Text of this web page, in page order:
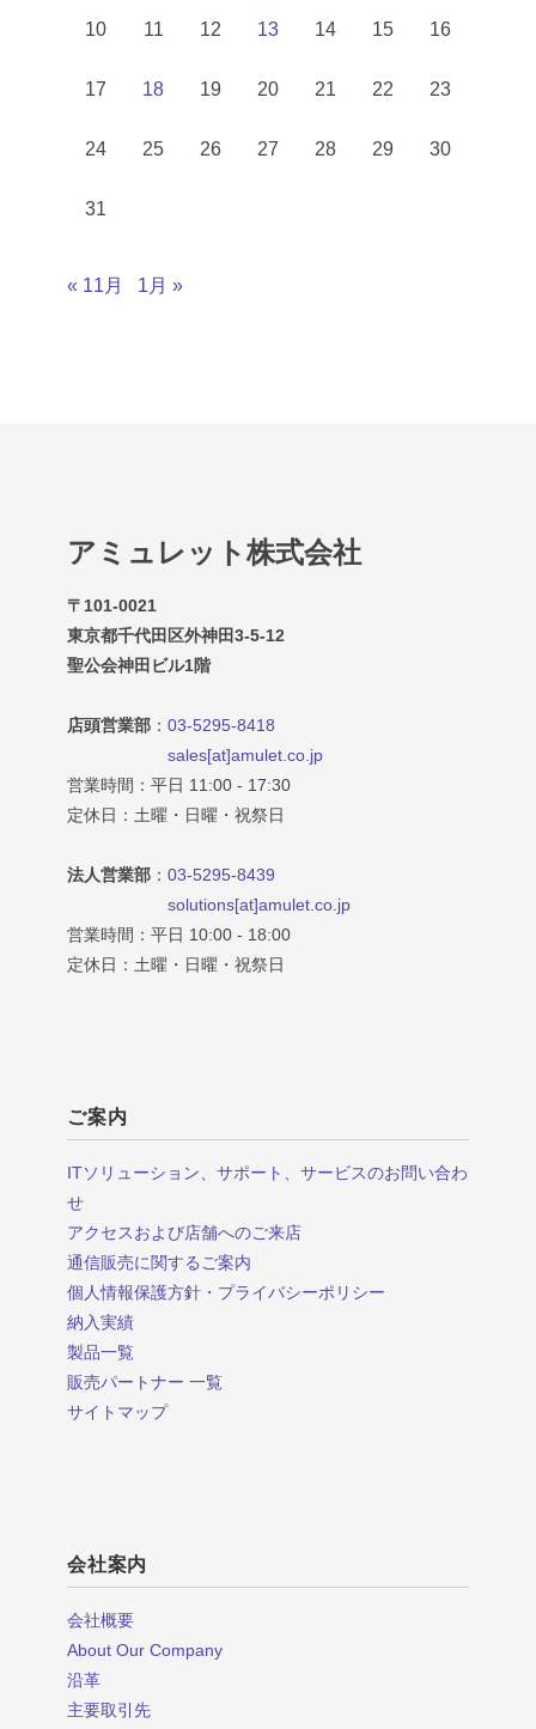
10 11 12 13 14 15 16
17 18 19 20 21 22 23
24 25 26 27 28 29 30
31
« 11月 1月 »
アミュレット株式会社
〒101-0021
東京都千代田区外神田3-5-12
聖公会神田ビル1階
店頭営業部 ： 03-5295-8418
sales[at]amulet.co.jp
営業時間：平日 11:00 - 17:30
定休日：土曜・日曜・祝祭日
法人営業部 ： 03-5295-8439
solutions[at]amulet.co.jp
営業時間：平日 10:00 - 18:00
定休日：土曜・日曜・祝祭日
ご案内
ITソリューション、サポート、サービスのお問い合わ
せ
アクセスおよび店舗へのご来店
通信販売に関するご案内
個人情報保護方針・プライバシーポリシー
納入実績
製品一覧
販売パートナー 一覧
サイトマップ
会社案内
会社概要
About Our Company
沿革
主要取引先